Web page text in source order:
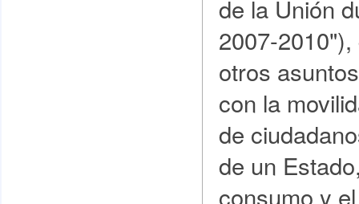
de la Unión
2007-
otros
con la
de
de un
consumo y